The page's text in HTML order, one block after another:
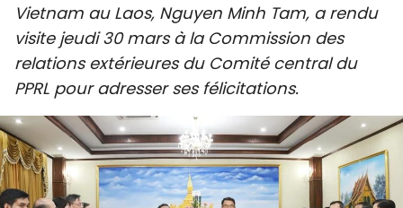
ENVIRONNEMENT
SPORT
FRANCOPHONIE
PAYS NATAL
INTERNATIONAL
Vietnam au Laos, Nguyen Minh Tam, a rendu
visite jeudi 30 mars à la Commission des
relations extérieures du Comité central du
PPRL pour adresser ses félicitations.